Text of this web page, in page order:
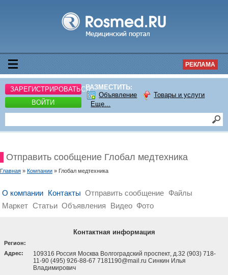
РЕКЛАМА
ЗАРЕГИСТРИРОВАТЬСЯ
ВОЙТИ
РАЗМЕСТИТЬ:
Объявление
Товары и услуги
Еще...
Отправить сообщение Глобал медтехника
Главная » Компании » Глобал медтехника
О компании Контакты Отправить сообщение Файлы
Маркет Статьи Объявления Видео Фото
Контактная информация
Регион:
Адрес:
109316 Россия Москва Волгоградский проспект, д.32 (903) 718-
11-90 (495) 926-88-67 7181190@mail.ru Синкин Илья
Владимирович